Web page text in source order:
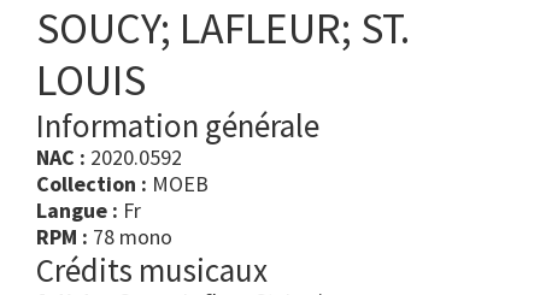
SOUCY; LAFLEUR; ST.
LOUIS
Information générale
NAC : 2020.0592
Collection : MOEB
Langue : Fr
RPM : 78 mono
Crédits musicaux